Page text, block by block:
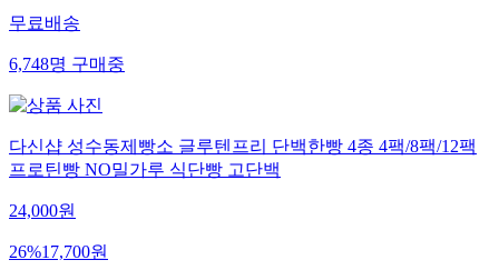
무료배송
6,748명구매중
다신샵 성수동제빵소 글루텐프리 단백한빵 4종 4팩/8팩/12팩
프로틴빵 NO밀가루 식단빵 고단백
24,000원
26%17,700원